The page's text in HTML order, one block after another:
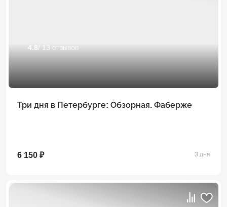
4.8/ 13 отзывов
Три дня в Петербурге: Обзорная. Фаберже
6 150 ₽ 3 дня